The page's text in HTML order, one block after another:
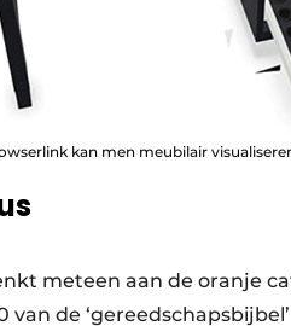
kan men meubilair
meteen aan de oranje
de